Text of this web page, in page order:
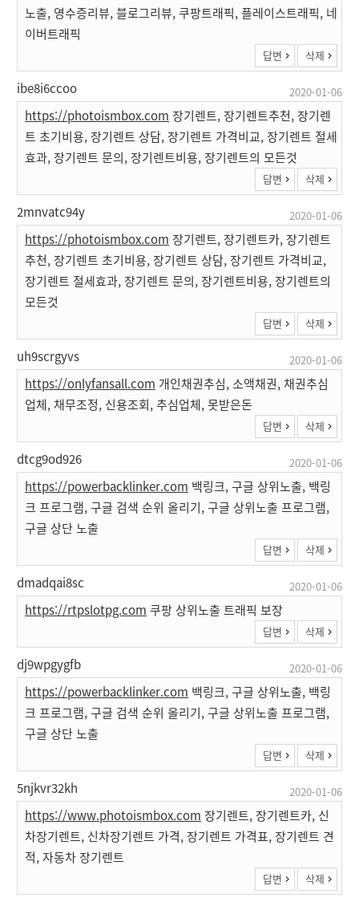
노출, 영수증리뷰, 블로그리뷰, 쿠팡트래픽, 플레이스트래픽, 네
이버트래픽
답변 삭제
ibe8i6ccoo 2020-01-06
https://photoismbox.com 장기렌트, 장기렌트추천, 장기렌
트 초기비용, 장기렌트 상담, 장기렌트 가격비교, 장기렌트 절세
효과, 장기렌트 문의, 장기렌트비용, 장기렌트의 모든것
답변 삭제
2mnvatc94y 2020-01-06
https://photoismbox.com 장기렌트, 장기렌트카, 장기렌트
추천, 장기렌트 초기비용, 장기렌트 상담, 장기렌트 가격비교,
장기렌트 절세효과, 장기렌트 문의, 장기렌트비용, 장기렌트의
모든것
답변 삭제
uh9scrgyvs 2020-01-06
https://onlyfansall.com 개인채권추심, 소액채권, 채권추심
업체, 채무조정, 신용조회, 추심업체, 못받은돈
답변 삭제
dtcg9od926 2020-01-06
https://powerbacklinker.com 백링크, 구글 상위노출, 백링
크 프로그램, 구글 검색 순위 올리기, 구글 상위노출 프로그램,
구글 상단 노출
답변 삭제
dmadqai8sc 2020-01-06
https://rtpslotpg.com 쿠팡 상위노출 트래픽 보장
답변 삭제
dj9wpgygfb 2020-01-06
https://powerbacklinker.com 백링크, 구글 상위노출, 백링
크 프로그램, 구글 검색 순위 올리기, 구글 상위노출 프로그램,
구글 상단 노출
답변 삭제
5njkvr32kh 2020-01-06
https://www.photoismbox.com 장기렌트, 장기렌트카, 신
차장기렌트, 신차장기렌트 가격, 장기렌트 가격표, 장기렌트 견
적, 자동차 장기렌트
답변 삭제